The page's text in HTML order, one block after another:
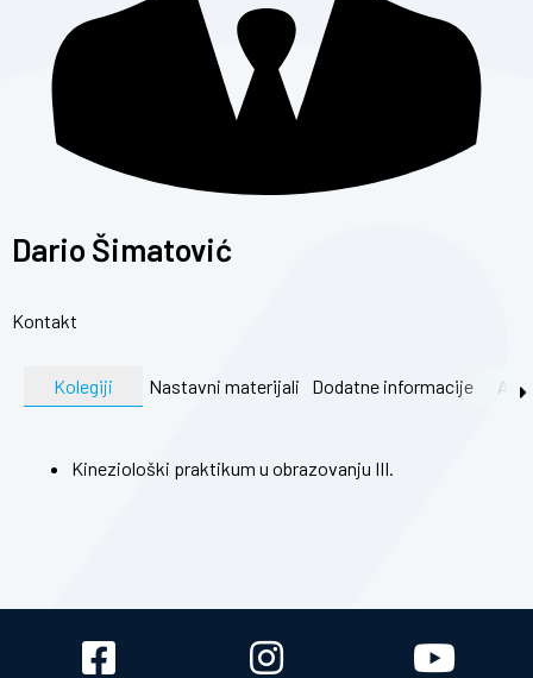
Dario Šimatović
Kontakt
Kolegiji Nastavni materijali Dodatne informacije
Kineziološki praktikum u obrazovanju III.